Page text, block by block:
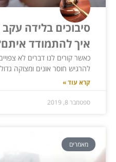
סיבוכים בלידה
איך להתמודד
כאשר קורים לנו דברים לא
להרגיש חוסר אונים ומצוקה
קרא עוד »
ספטמבר 8, 2019
מאמרים